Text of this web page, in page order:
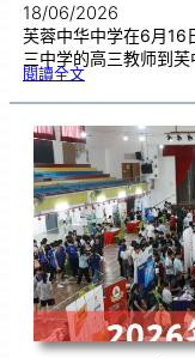
18/06/2026
芙蓉中华中学在6月16
三中学的高三教师到
閱讀全文:中
安
学
到
访
芙
中
｜
3
1
高
三
教
师
与
我
校
各
科
主
任
交
流